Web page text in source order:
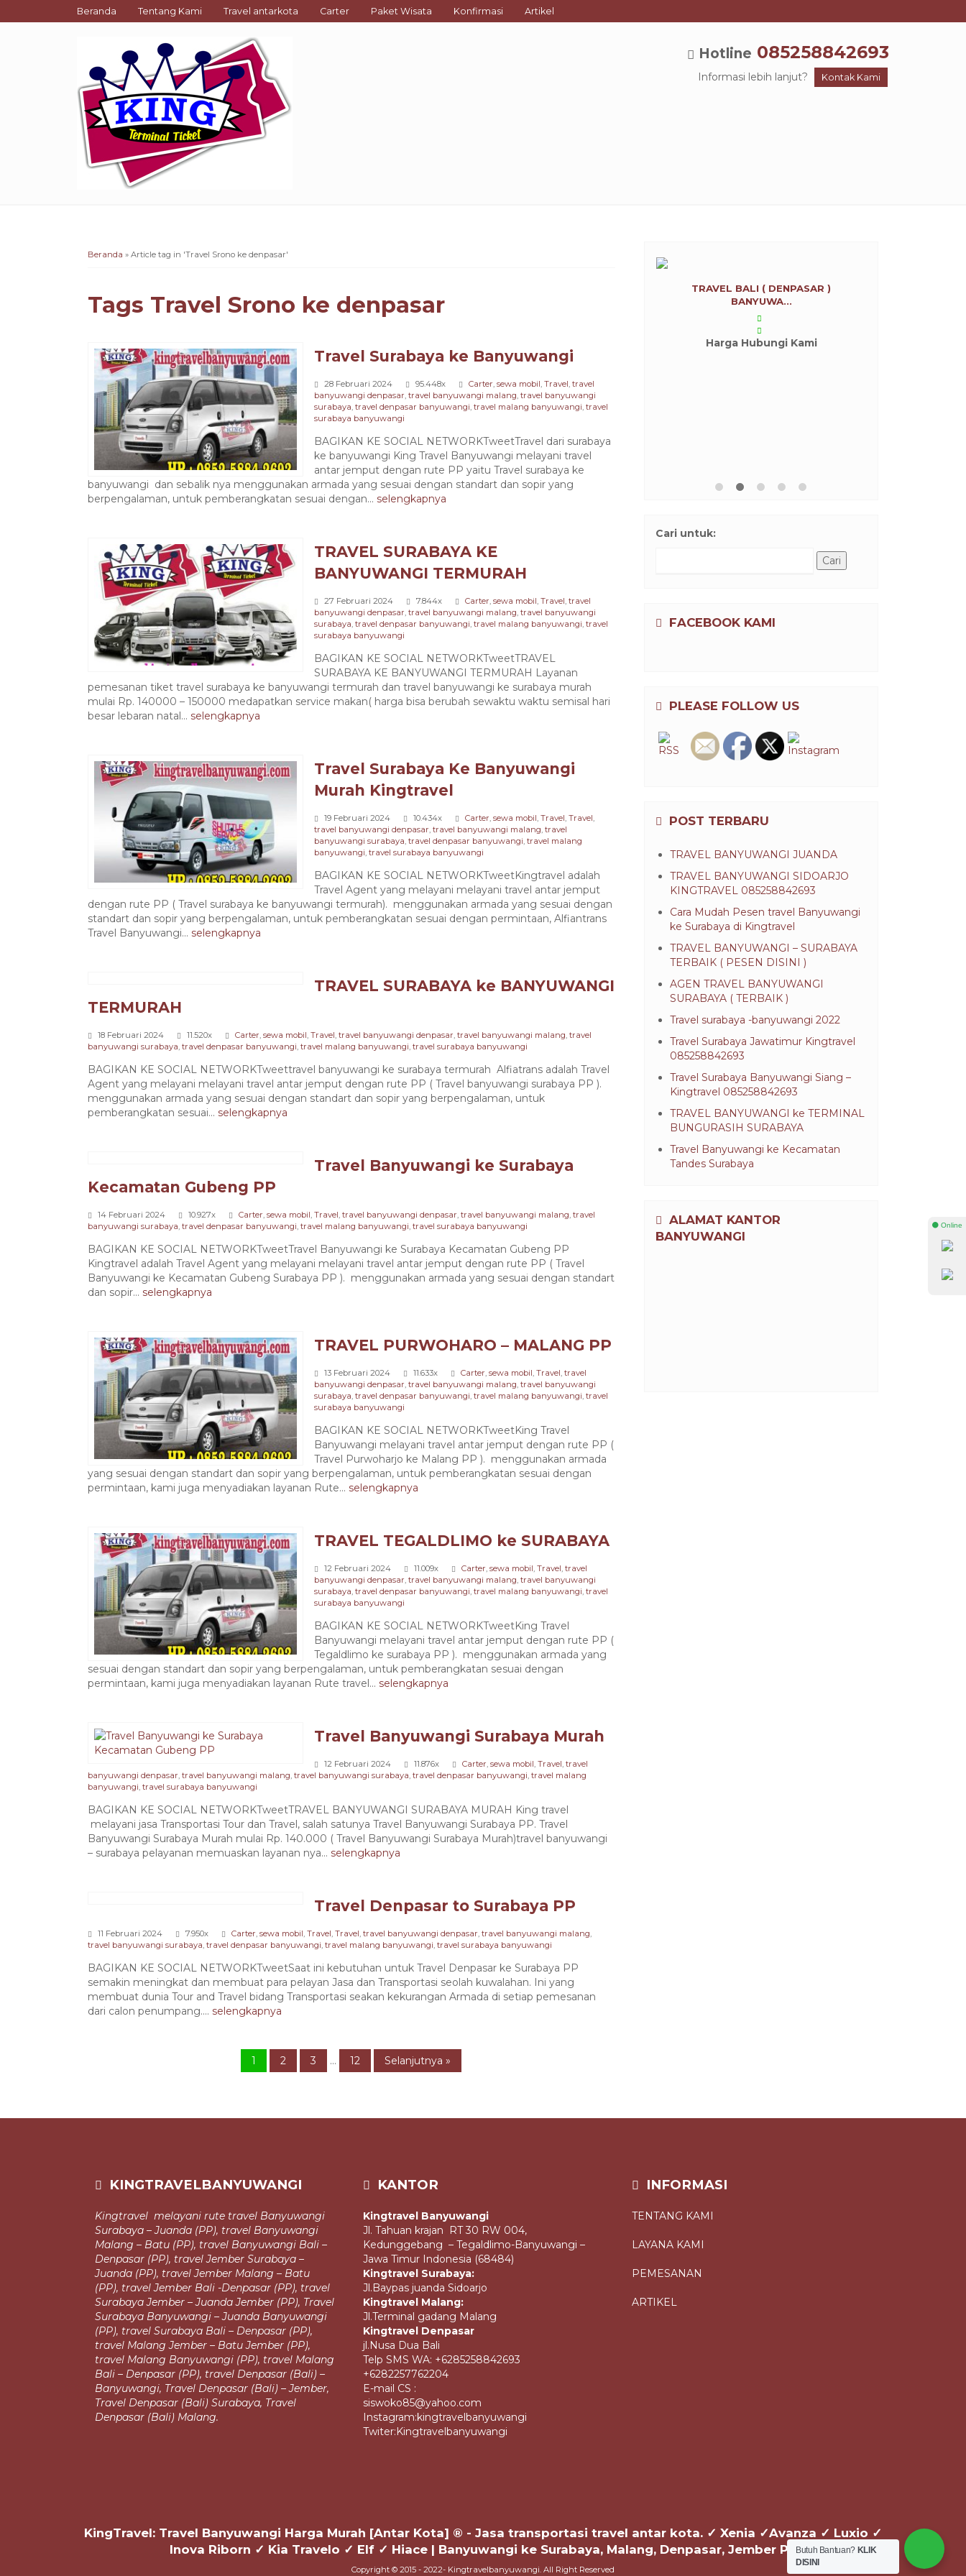
Beranda Tentang Kami Travel antarkota Carter Paket Wisata Konfirmasi Artikel
Hotline 085258842693
Informasi lebih lanjut? Kontak Kami
Beranda » Article tag in 'Travel Srono ke denpasar'
Tags Travel Srono ke denpasar
Travel Surabaya ke Banyuwangi
28 Februari 2024 95.448x Carter, sewa mobil, Travel, travel
banyuwangi denpasar, travel banyuwangi malang, travel banyuwangi
surabaya, travel denpasar banyuwangi, travel malang banyuwangi, travel
surabaya banyuwangi
BAGIKAN KE SOCIAL NETWORKTweetTravel dari surabaya
ke banyuwangi King Travel Banyuwangi melayani travel
antar jemput dengan rute PP yaitu Travel surabaya ke
banyuwangi dan sebalik nya menggunakan armada yang sesuai dengan standart dan sopir yang
berpengalaman, untuk pemberangkatan sesuai dengan... selengkapnya
TRAVEL SURABAYA KE
BANYUWANGI TERMURAH
27 Februari 2024 7.844x Carter, sewa mobil, Travel, travel
banyuwangi denpasar, travel banyuwangi malang, travel banyuwangi
surabaya, travel denpasar banyuwangi, travel malang banyuwangi, travel
surabaya banyuwangi
BAGIKAN KE SOCIAL NETWORKTweetTRAVEL
SURABAYA KE BANYUWANGI TERMURAH Layanan
pemesanan tiket travel surabaya ke banyuwangi termurah dan travel banyuwangi ke surabaya murah
mulai Rp. 140000 – 150000 medapatkan service makan( harga bisa berubah sewaktu waktu semisal hari
besar lebaran natal... selengkapnya
Travel Surabaya Ke Banyuwangi
Murah Kingtravel
19 Februari 2024 10.434x Carter, sewa mobil, Travel, Travel,
travel banyuwangi denpasar, travel banyuwangi malang, travel
banyuwangi surabaya, travel denpasar banyuwangi, travel malang
banyuwangi, travel surabaya banyuwangi
BAGIKAN KE SOCIAL NETWORKTweetKingtravel adalah
Travel Agent yang melayani melayani travel antar jemput
dengan rute PP ( Travel surabaya ke banyuwangi termurah). menggunakan armada yang sesuai dengan
standart dan sopir yang berpengalaman, untuk pemberangkatan sesuai dengan permintaan, Alfiantrans
Travel Banyuwangi... selengkapnya
TRAVEL SURABAYA ke BANYUWANGI
TERMURAH
18 Februari 2024 11.520x Carter, sewa mobil, Travel, travel banyuwangi denpasar, travel banyuwangi malang, travel
banyuwangi surabaya, travel denpasar banyuwangi, travel malang banyuwangi, travel surabaya banyuwangi
BAGIKAN KE SOCIAL NETWORKTweettravel banyuwangi ke surabaya termurah Alfiatrans adalah Travel
Agent yang melayani melayani travel antar jemput dengan rute PP ( Travel banyuwangi surabaya PP ).
menggunakan armada yang sesuai dengan standart dan sopir yang berpengalaman, untuk
pemberangkatan sesuai... selengkapnya
Travel Banyuwangi ke Surabaya
Kecamatan Gubeng PP
14 Februari 2024 10.927x Carter, sewa mobil, Travel, travel banyuwangi denpasar, travel banyuwangi malang, travel
banyuwangi surabaya, travel denpasar banyuwangi, travel malang banyuwangi, travel surabaya banyuwangi
BAGIKAN KE SOCIAL NETWORKTweetTravel Banyuwangi ke Surabaya Kecamatan Gubeng PP
Kingtravel adalah Travel Agent yang melayani melayani travel antar jemput dengan rute PP ( Travel
Banyuwangi ke Kecamatan Gubeng Surabaya PP ). menggunakan armada yang sesuai dengan standart
dan sopir... selengkapnya
TRAVEL PURWOHARO – MALANG PP
13 Februari 2024 11.633x Carter, sewa mobil, Travel, travel
banyuwangi denpasar, travel banyuwangi malang, travel banyuwangi
surabaya, travel denpasar banyuwangi, travel malang banyuwangi, travel
surabaya banyuwangi
BAGIKAN KE SOCIAL NETWORKTweetKing Travel
Banyuwangi melayani travel antar jemput dengan rute PP (
Travel Purwoharjo ke Malang PP ). menggunakan armada
yang sesuai dengan standart dan sopir yang berpengalaman, untuk pemberangkatan sesuai dengan
permintaan, kami juga menyadiakan layanan Rute... selengkapnya
TRAVEL TEGALDLIMO ke SURABAYA
12 Februari 2024 11.009x Carter, sewa mobil, Travel, travel
banyuwangi denpasar, travel banyuwangi malang, travel banyuwangi
surabaya, travel denpasar banyuwangi, travel malang banyuwangi, travel
surabaya banyuwangi
BAGIKAN KE SOCIAL NETWORKTweetKing Travel
Banyuwangi melayani travel antar jemput dengan rute PP (
Tegaldlimo ke surabaya PP ). menggunakan armada yang
sesuai dengan standart dan sopir yang berpengalaman, untuk pemberangkatan sesuai dengan
permintaan, kami juga menyadiakan layanan Rute travel... selengkapnya
Travel Banyuwangi Surabaya Murah
12 Februari 2024 11.876x Carter, sewa mobil, Travel, travel
banyuwangi denpasar, travel banyuwangi malang, travel banyuwangi surabaya, travel denpasar banyuwangi, travel malang
banyuwangi, travel surabaya banyuwangi
BAGIKAN KE SOCIAL NETWORKTweetTRAVEL BANYUWANGI SURABAYA MURAH King travel
melayani jasa Transportasi Tour dan Travel, salah satunya Travel Banyuwangi Surabaya PP. Travel
Banyuwangi Surabaya Murah mulai Rp. 140.000 ( Travel Banyuwangi Surabaya Murah)travel banyuwangi
– surabaya pelayanan memuaskan layanan nya... selengkapnya
Travel Denpasar to Surabaya PP
11 Februari 2024 7.950x Carter, sewa mobil, Travel, Travel, travel banyuwangi denpasar, travel banyuwangi malang,
travel banyuwangi surabaya, travel denpasar banyuwangi, travel malang banyuwangi, travel surabaya banyuwangi
BAGIKAN KE SOCIAL NETWORKTweetSaat ini kebutuhan untuk Travel Denpasar ke Surabaya PP
semakin meningkat dan membuat para pelayan Jasa dan Transportasi seolah kuwalahan. Ini yang
membuat dunia Tour and Travel bidang Transportasi seakan kekurangan Armada di setiap pemesanan
dari calon penumpang.... selengkapnya
1 2 3 ... 12 Selanjutnya »
Travel Malang ke Banyuwangi
Harga Hubungi Kami
Cari untuk:
FACEBOOK KAMI
PLEASE FOLLOW US
POST TERBARU
TRAVEL BANYUWANGI JUANDA
TRAVEL BANYUWANGI SIDOARJO
KINGTRAVEL 085258842693
Cara Mudah Pesen travel Banyuwangi
ke Surabaya di Kingtravel
TRAVEL BANYUWANGI – SURABAYA
TERBAIK ( PESEN DISINI )
AGEN TRAVEL BANYUWANGI
SURABAYA ( TERBAIK )
Travel surabaya -banyuwangi 2022
Travel Surabaya Jawatimur Kingtravel
085258842693
Travel Surabaya Banyuwangi Siang –
Kingtravel 085258842693
TRAVEL BANYUWANGI ke TERMINAL
BUNGURASIH SURABAYA
Travel Banyuwangi ke Kecamatan
Tandes Surabaya
ALAMAT KANTOR
BANYUWANGI
KINGTRAVELBANYUWANGI
Kingtravel melayani rute travel Banyuwangi
Surabaya – Juanda (PP), travel Banyuwangi
Malang – Batu (PP), travel Banyuwangi Bali –
Denpasar (PP), travel Jember Surabaya –
Juanda (PP), travel Jember Malang – Batu
(PP), travel Jember Bali -Denpasar (PP), travel
Surabaya Jember – Juanda Jember (PP), Travel
Surabaya Banyuwangi – Juanda Banyuwangi
(PP), travel Surabaya Bali – Denpasar (PP),
travel Malang Jember – Batu Jember (PP),
travel Malang Banyuwangi (PP), travel Malang
Bali – Denpasar (PP), travel Denpasar (Bali) –
Banyuwangi, Travel Denpasar (Bali) – Jember,
Travel Denpasar (Bali) Surabaya, Travel
Denpasar (Bali) Malang.
KANTOR
Kingtravel Banyuwangi
Jl. Tahuan krajan RT 30 RW 004,
Kedunggebang – Tegaldlimo-Banyuwangi –
Jawa Timur Indonesia (68484)
Kingtravel Surabaya:
Jl.Baypas juanda Sidoarjo
Kingtravel Malang:
Jl.Terminal gadang Malang
Kingtravel Denpasar
jl.Nusa Dua Bali
Telp SMS WA: +6285258842693
+6282257762204
E-mail CS :
siswoko85@yahoo.com
Instagram:kingtravelbanyuwangi
Twiter:Kingtravelbanyuwangi
INFORMASI
TENTANG KAMI
LAYANA KAMI
PEMESANAN
ARTIKEL
KingTravel: Travel Banyuwangi Harga Murah [Antar Kota] ® - Jasa transportasi travel antar kota. ✓ Xenia ✓Avanza ✓ Luxio ✓
Inova Riborn ✓ Kia Travelo ✓ Elf ✓ Hiace | Banyuwangi ke Surabaya, Malang, Denpasar, Jember PP
Copyright © 2015 - 2022- Kingtravelbanyuwangi. All Right Reserved
Butuh Bantuan? KLIK
DISINI
⚫ Online